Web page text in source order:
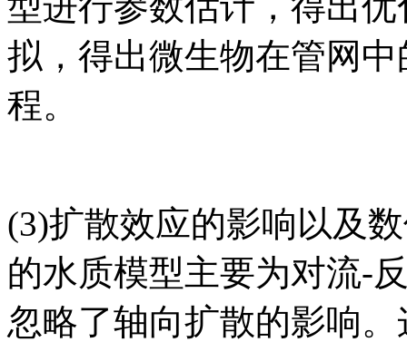
拟，得出微生物在管网
程。
(3)扩散效应的影响以及
的水质模型主要为对流-
忽略了轴向扩散的影响